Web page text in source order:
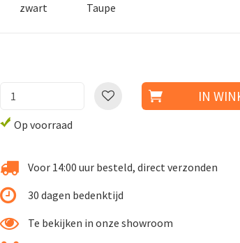
zwart Taupe
Op voorraad
Voor 14:00 uur besteld, direct verzonden
30 dagen bedenktijd
Te bekijken in onze showroom